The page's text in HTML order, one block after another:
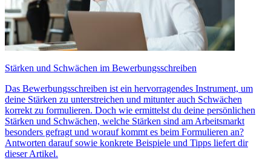
Stärken und Schwächen im Bewerbungsschreiben
Das Bewerbungsschreiben ist ein hervorragendes Instrument, um
deine Stärken zu unterstreichen und mitunter auch Schwächen
korrekt zu formulieren. Doch wie ermittelst du deine persönlichen
Stärken und Schwächen, welche Stärken sind am Arbeitsmarkt
besonders gefragt und worauf kommt es beim Formulieren an?
Antworten darauf sowie konkrete Beispiele und Tipps liefert dir
dieser Artikel.